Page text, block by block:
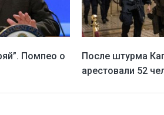
Помпео о
После штурма
арестовали 52